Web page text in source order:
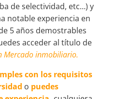
de selectividad, etc…) y
notable experiencia en
5 años demostrables
acceder al título de
Mercado inmobiliario.
con los requisitos
o puedes